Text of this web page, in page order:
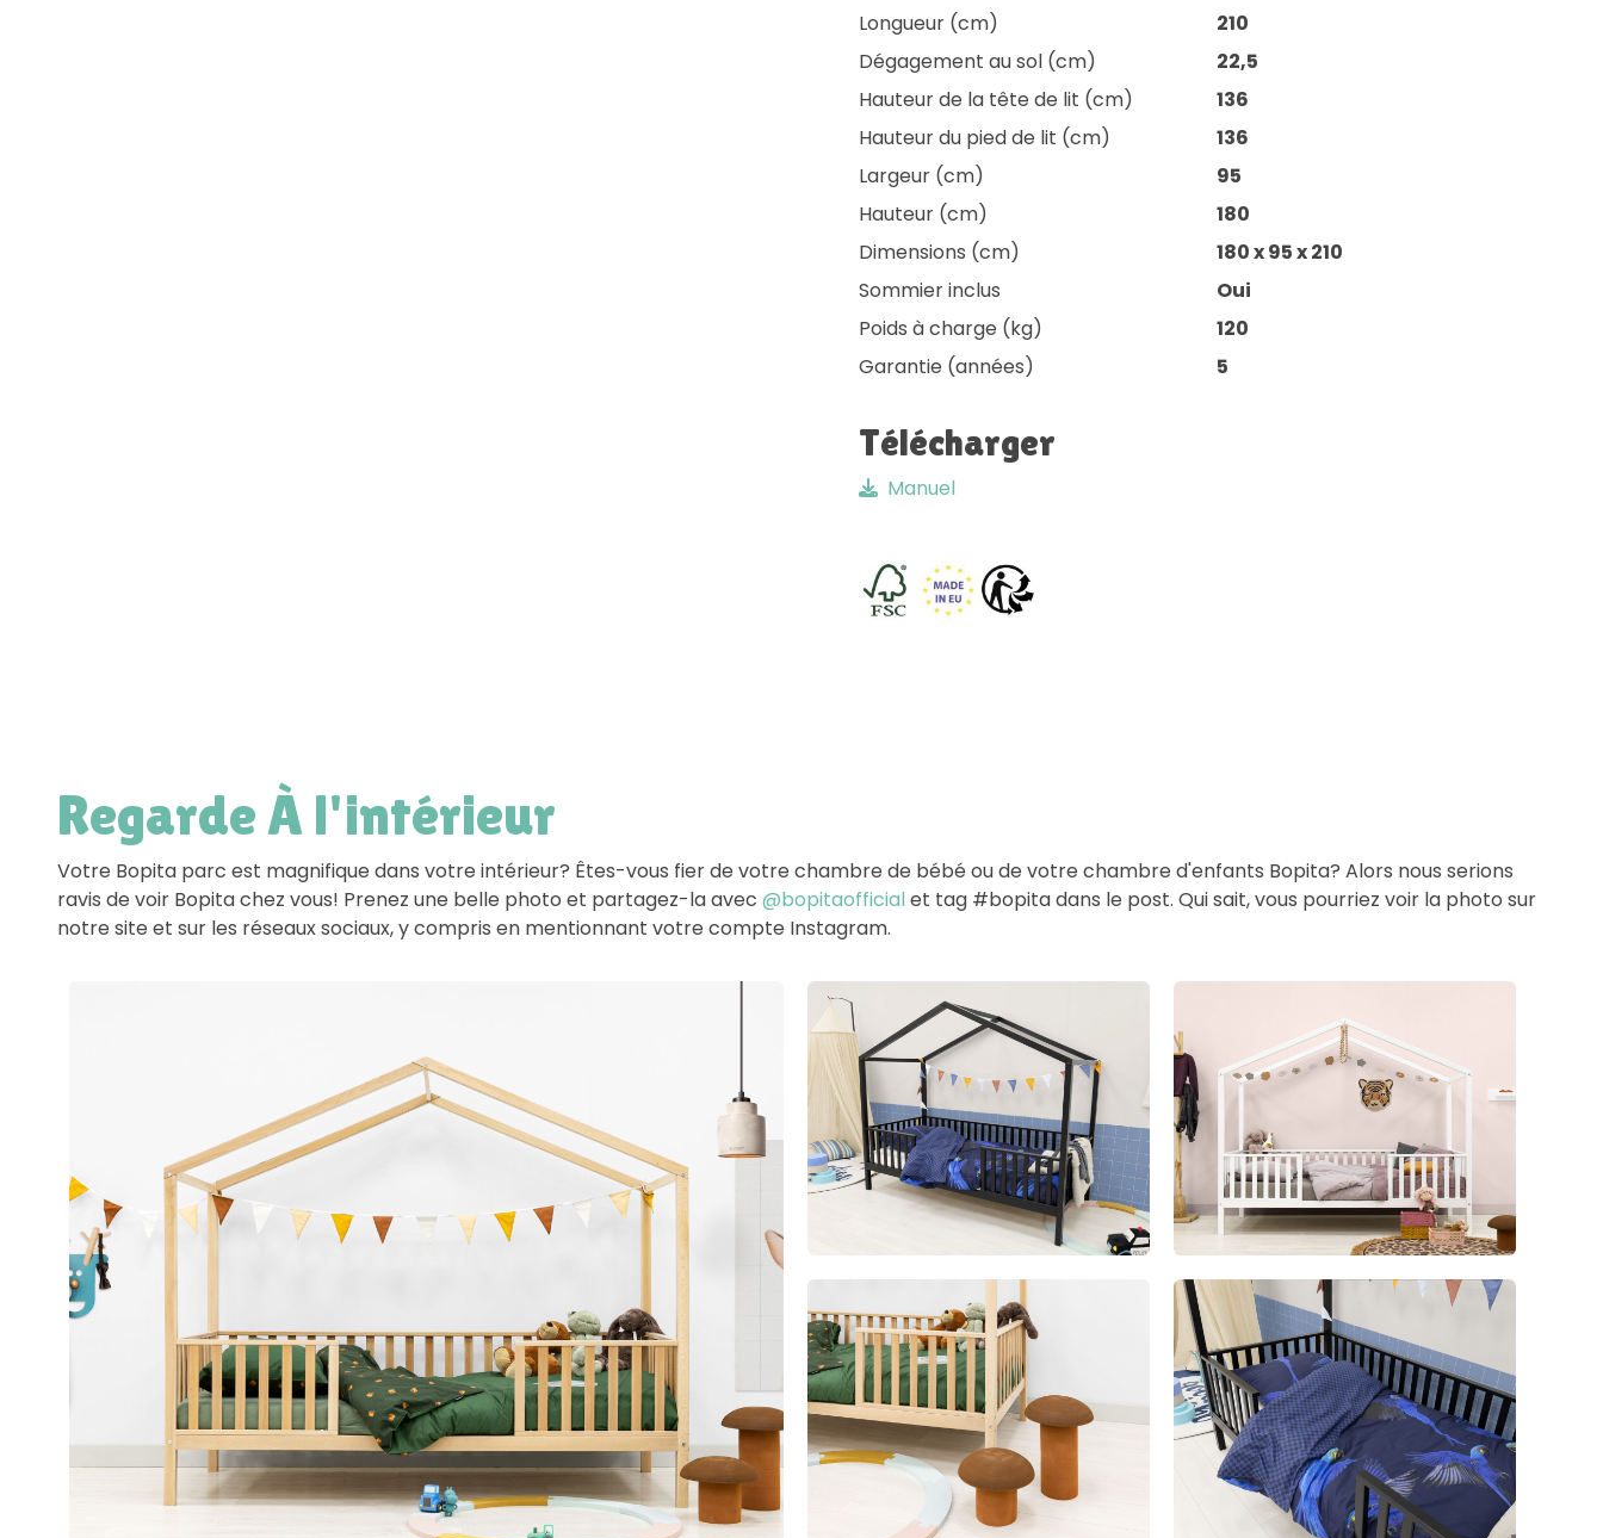
Longueur (cm)
210
Dégagement au sol (cm)
22,5
Hauteur de la tête de lit (cm)
136
Hauteur du pied de lit (cm)
136
Largeur (cm)
95
Hauteur (cm)
180
Dimensions (cm)
180 x 95 x 210
Sommier inclus
Oui
Poids à charge (kg)
120
Garantie (années)
5
Télécharger
Manuel
Regarde À l'intérieur
Votre Bopita parc est magnifique dans votre intérieur? Êtes-vous fier de votre chambre de bébé ou de votre chambre d'enfants Bopita? Alors nous serions
ravis de voir Bopita chez vous! Prenez une belle photo et partagez-la avec @bopitaofficial et tag #bopita dans le post. Qui sait, vous pourriez voir la photo sur
notre site et sur les réseaux sociaux, y compris en mentionnant votre compte Instagram.